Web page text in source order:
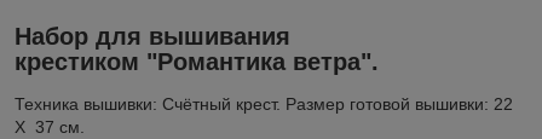
Набор для вышивания
крестиком "Романтика ветра".
Техника вышивки: Счётный крест. Размер готовой вышивки: 22
Х 37 см.